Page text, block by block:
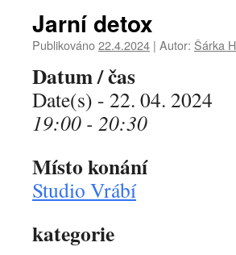
Jarní detox
Publikováno22.4.2024 | Autor: Šárka
Datum / čas
Date(s) - 22. 04. 2024
19:00 - 20:30
Místo konání
Studio Vrábí
kategorie